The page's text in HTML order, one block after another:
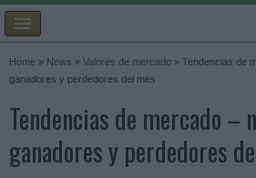
Home » News » Valores de mercado » Tendencias de
ganadores y perdedores del mes
Tendencias de mercado –
ganadores y perdedores